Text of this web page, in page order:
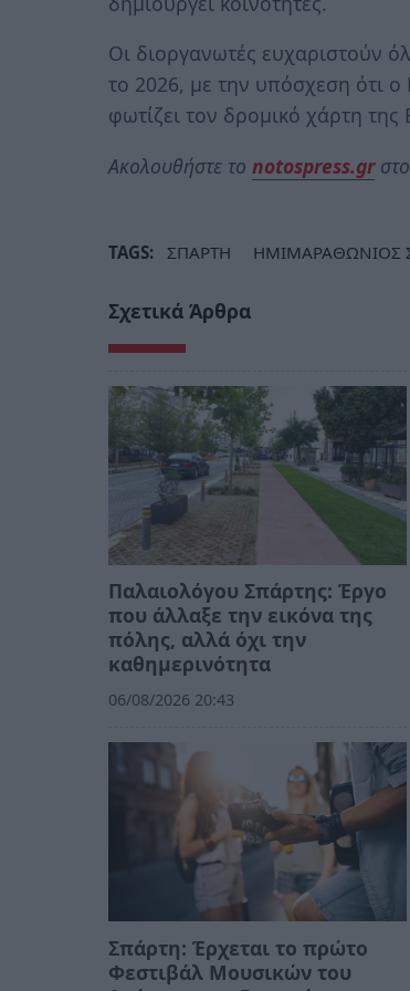
Οι διοργανωτές ευχαριστούν
το 2026, με την υπόσχεση ότι
φωτίζει τον δρομικό χάρτη της
Ακολουθήστε το notospress.gr
TAGS: ΣΠΑΡΤΗ ΗΜΙΜΑΡΑΘΩΝΙΟΣ
Σχετικά Άρθρα
Παλαιολόγου Σπάρτης: Έργο
που άλλαξε την εικόνα της
πόλης, αλλά όχι την
καθημερινότητα
06/08/2026 20:43
Σπάρτη: Έρχεται το πρώτο
Φεστιβάλ Μουσικών του